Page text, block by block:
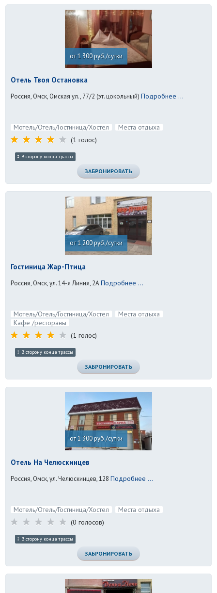
от 1 300 руб./сутки
Отель Твоя Остановка
Россия, Омск, Омская ул., 77/2 (эт. цокольный) Подробнее ...
Мотель/Отель/Гостиница/Хостел
Места отдыха
(1 голос)
В сторону конца трассы
ЗАБРОНИРОВАТЬ
от 1 200 руб./сутки
Гостиница Жар-Птица
Россия, Омск, ул. 14-я Линия, 2АПодробнее ...
Мотель/Отель/Гостиница/Хостел
Места отдыха
Кафе /рестораны
(1 голос)
В сторону конца трассы
ЗАБРОНИРОВАТЬ
от 1 300 руб./сутки
Отель На Челюскинцев
Россия, Омск, ул. Челюскинцев, 128 Подробнее ...
Мотель/Отель/Гостиница/Хостел
Места отдыха
(0 голосов)
В сторону конца трассы
ЗАБРОНИРОВАТЬ